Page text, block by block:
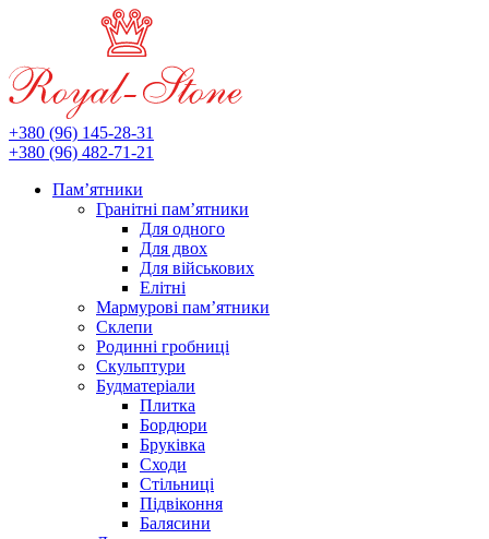
+380 (96) 145-28-31
+380 (96) 482-71-21
Памʼятники
Гранітні пам’ятники
Для одного
Для двох
Для військових
Елітні
Мармурові пам’ятники
Склепи
Родинні гробниці
Скульптури
Будматеріали
Плитка
Бордюри
Бруківка
Сходи
Стільниці
Підвіконня
Балясини